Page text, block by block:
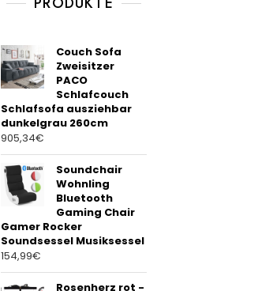
Couch Sofa
Zweisitzer
PACO
Schlafcouch
Schlafsofa ausziehbar
dunkelgrau 260cm
905,34€
Soundchair
Wohnling
Bluetooth
Gaming Chair
Gamer Rocker
Soundsessel Musiksessel
154,99€
Rosenherz rot -